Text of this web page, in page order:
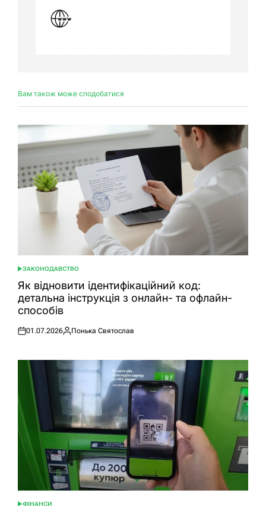
Вам також може сподобатися
ОПУБЛІКУВАТИ
У
ЗАКОНОДАВСТВО
Як відновити ідентифікаційний код:
детальна інструкція з онлайн- та офлайн-
способів
Оприлюднено
01.07.2026
Опубліковано
Понька Святослав
ФІНАНСИ